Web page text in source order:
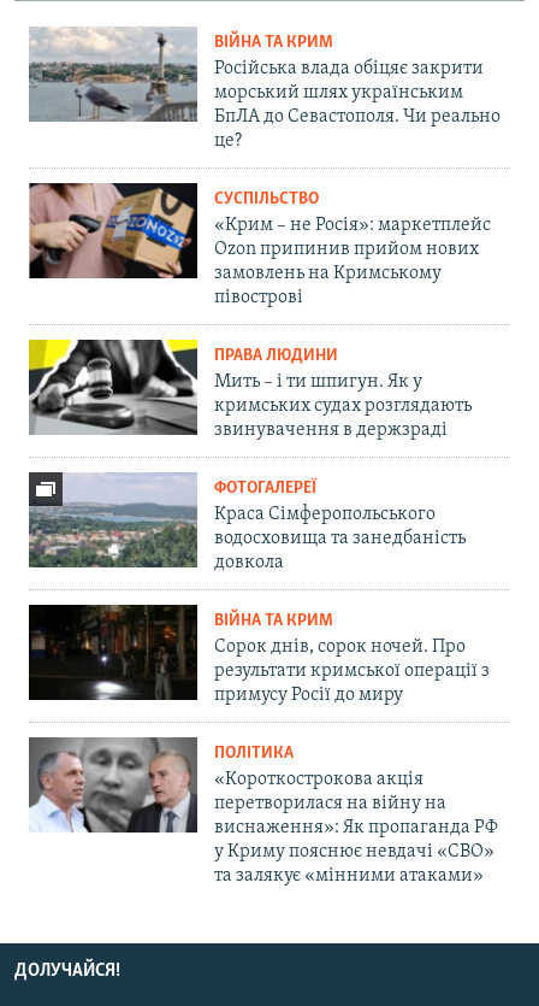
ВІЙНА ТА КРИМ
Російська влада обіцяє закрити
морський шлях українським
БпЛА до Севастополя. Чи реально
це?
СУСПІЛЬСТВО
«Крим – не Росія»: маркетплейс
Ozon припинив прийом нових
замовлень на Кримському
півострові
ПРАВА ЛЮДИНИ
Мить – і ти шпигун. Як у
кримських судах розглядають
звинувачення в держзраді
ФОТОГАЛЕРЕЇ
Краса Сімферопольського
водосховища та занедбаність
довкола
ВІЙНА ТА КРИМ
Сорок днів, сорок ночей. Про
результати кримської операції з
примусу Росії до миру
ПОЛІТИКА
«Короткострокова акція
перетворилася на війну на
виснаження»: Як пропаганда РФ
у Криму пояснює невдачі «СВО»
та залякує «мінними атаками»
ДОЛУЧАЙСЯ!